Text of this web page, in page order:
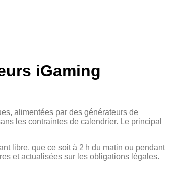
iGaming
alimentées par des générateurs de
les contraintes de calendrier. Le principal
libre, que ce soit à 2 h du matin ou pendant
et actualisées sur les obligations légales.